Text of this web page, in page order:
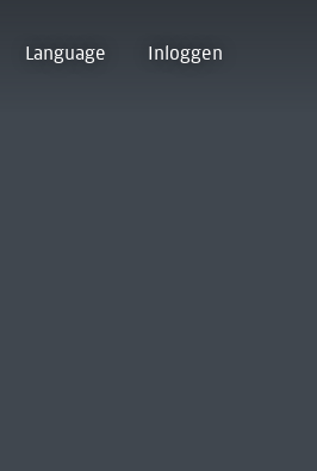
Language Inloggen